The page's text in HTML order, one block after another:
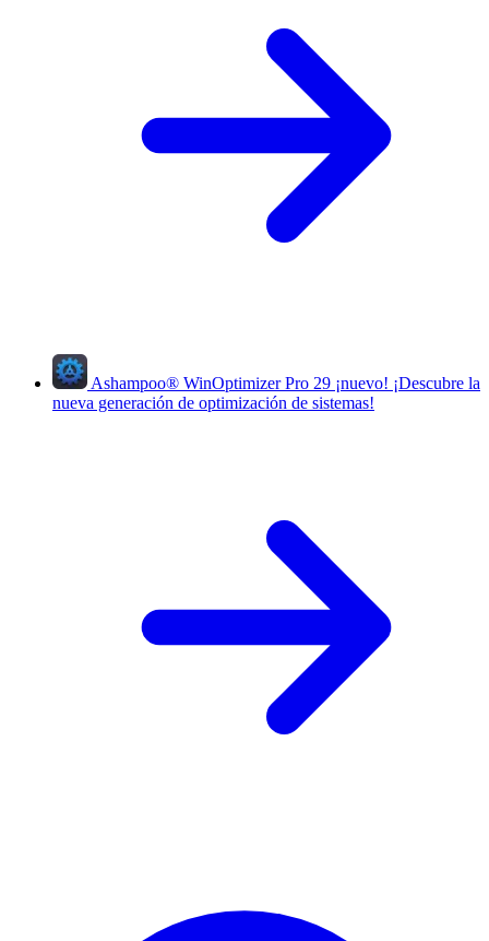
Ashampoo® WinOptimizer Pro 29 ¡nuevo! ¡Descubre la
nueva generación de optimización de sistemas!